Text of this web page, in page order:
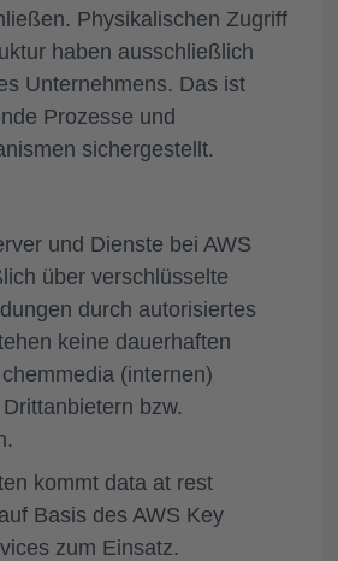
Physikalischen Zugriff
haben ausschließlich
Unternehmens. Das ist
Prozesse und
sichergestellt.
und Dienste bei AWS
über verschlüsselte
durch autorisiertes
keine dauerhaften
(internen)
bzw.
kommt data at rest
Basis des AWS Key
zum Einsatz.